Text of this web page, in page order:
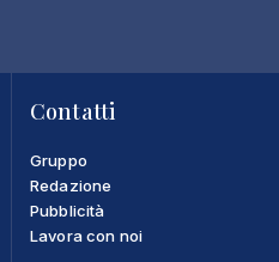
Contatti
Gruppo
Redazione
Pubblicità
Lavora con noi